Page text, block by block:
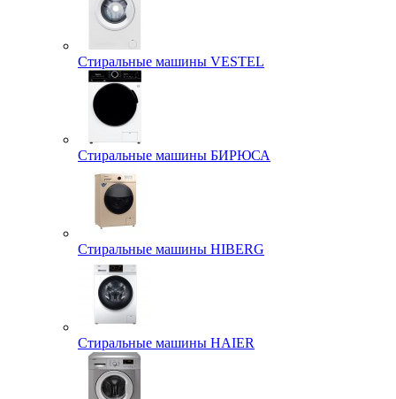
Стиральные машины VESTEL
Стиральные машины БИРЮСА
Стиральные машины HIBERG
Стиральные машины HAIER